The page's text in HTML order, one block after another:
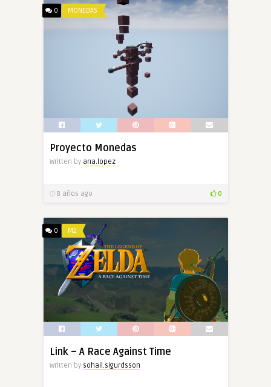
0 MONEDAS
Proyecto Monedas
Written by ana.lopez
8 años ago 0
0 M2
Link – A Race Against Time
Written by sohail.sigurdsson